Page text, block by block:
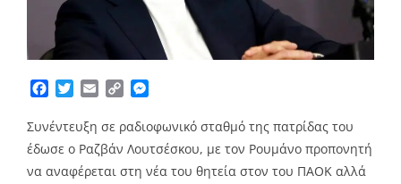
Facebook
TwitterEmailCopy
Συνέντευξη σε ραδιοφωνικό σταθμό της πατρίδας του
έδωσε ο Ραζβάν Λουτσέσκου, με τον Ρουμάνο προπονητή
να αναφέρεται στη νέα του θητεία στον του ΠΑΟΚ αλλά